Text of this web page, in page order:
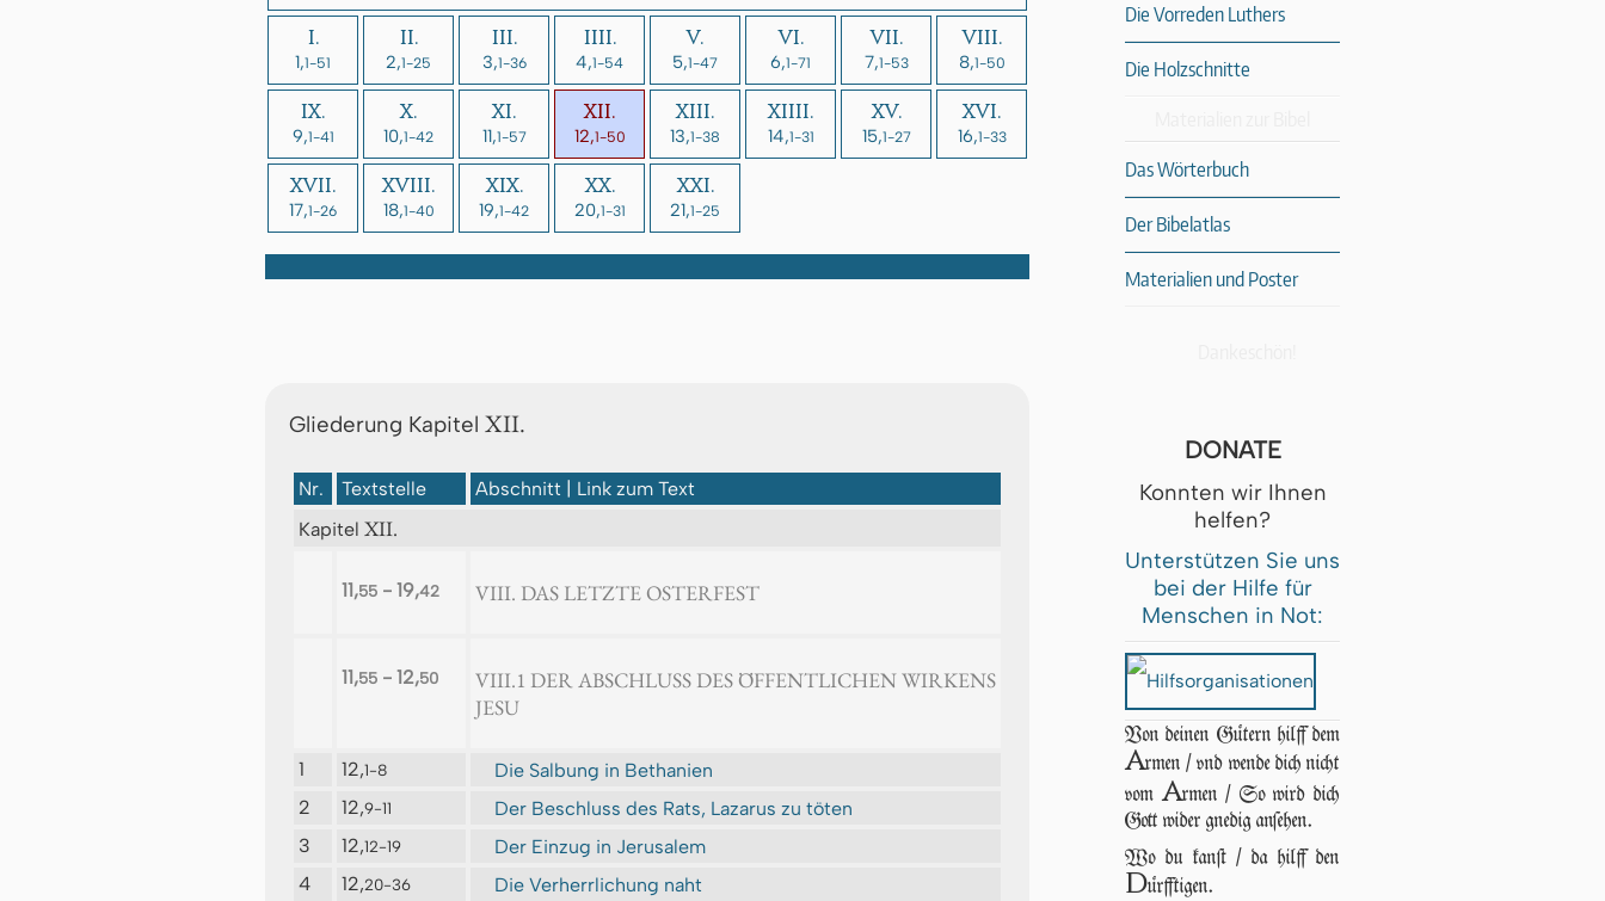
I.
1,1-51
II.
2,1-25
III.
3,1-36
IIII.
4,1-54
V.
5,1-47
VI.
6,1-71
VII.
7,1-53
VIII.
8,1-50
IX.
9,1-41
X.
10,1-42
XI.
11,1-57
XII.
12,1-50
XIII.
13,1-38
XIIII.
14,1-31
XV.
15,1-27
XVI.
16,1-33
XVII.
17,1-26
XVIII.
18,1-40
XIX.
19,1-42
XX.
20,1-31
XXI.
21,1-25
Gliederung Kapitel XII.
Nr. Textstelle
Abschnitt | Link zum Text
Kapitel XII.
11,55 - 19,42 VIII. DAS LETZTE OSTERFEST
11,55 - 12,50
VIII.1 DER ABSCHLUSS DES ÖFFENTLICHEN WIRKENS
JESU
1 12,1-8
Die Salbung in Bethanien
2
12,9-11
Der Beschluss des Rats, Lazarus zu töten
3
12,12-19
Der Einzug in Jerusalem
4
12,20-36
Die Verherrlichung naht
Die Vorreden Luthers
Die Holzschnitte
Das Wörterbuch
Der Bibelatlas
Materialien und Poster
DONATE
Konnten wir Ihnen
helfen?
Unterstützen Sie uns
bei der Hilfe für
Menschen in Not:
Von deinen Gütern hilff dem
Armen / vnd wende dich nicht
vomArmen / So wird dich
Gott wider gnedig anſehen.
Wo du kanſt / da hilff den
Dürfftigen.